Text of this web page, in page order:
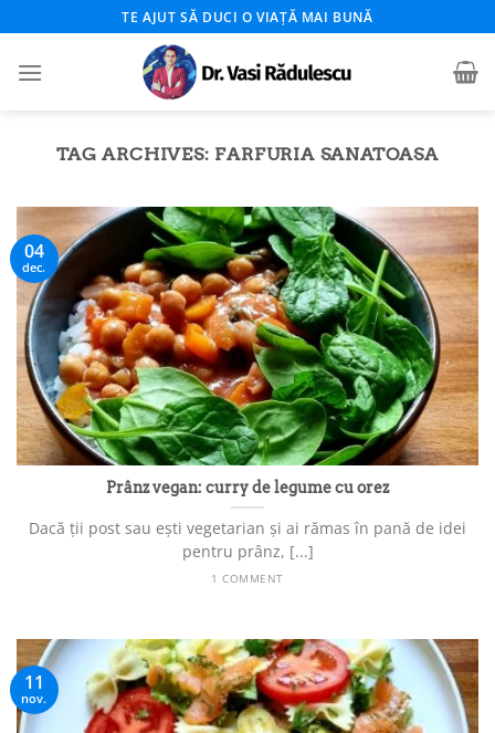
to
content
TE AJUT SĂ DUCI O VIAȚĂ MAI BUNĂ
TAG ARCHIVES: FARFURIA SANATOASA
Prânz vegan: curry de legume cu orez
Dacă ții post sau ești vegetarian și ai rămas în pană de idei
pentru prânz, [...]
1 COMMENT
04
dec.
11
nov.